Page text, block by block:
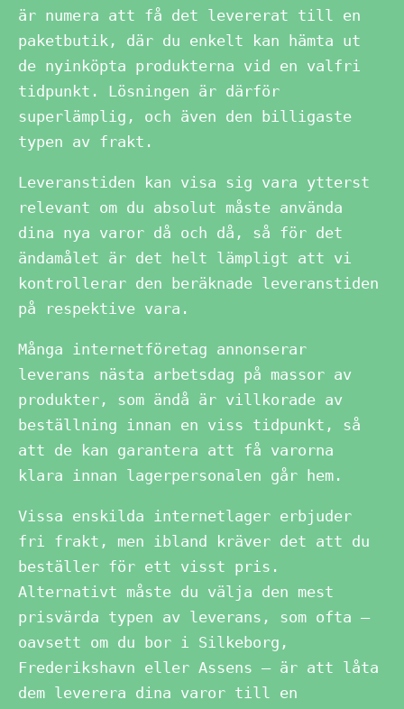
är numera att få det levererat till en
paketbutik, där du enkelt kan hämta ut
de nyinköpta produkterna vid en valfri
tidpunkt. Lösningen är därför
superlämplig, och även den billigaste
typen av frakt.
Leveranstiden kan visa sig vara ytterst
relevant om du absolut måste använda
dina nya varor då och då, så för det
ändamålet är det helt lämpligt att vi
kontrollerar den beräknade leveranstiden
på respektive vara.
Många internetföretag annonserar
leverans nästa arbetsdag på massor av
produkter, som ändå är villkorade av
beställning innan en viss tidpunkt, så
att de kan garantera att få varorna
klara innan lagerpersonalen går hem.
Vissa enskilda internetlager erbjuder
fri frakt, men ibland kräver det att du
beställer för ett visst pris.
Alternativt måste du välja den mest
prisvärda typen av leverans, som ofta –
oavsett om du bor i Silkeborg,
Frederikshavn eller Assens – är att låta
dem leverera dina varor till en